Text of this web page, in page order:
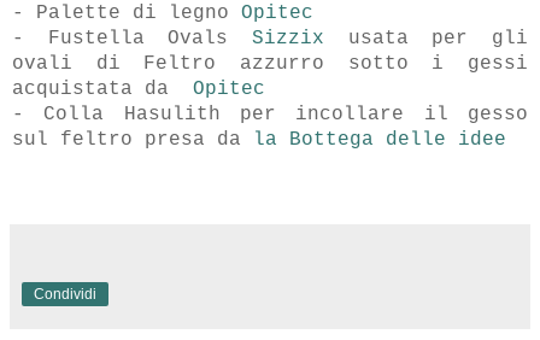
- Palette di legno Opitec
- Fustella Ovals Sizzix usata per gli
ovali di Feltro azzurro sotto i gessi
acquistata da Opitec
- Colla Hasulith per incollare il gesso
sul feltro presa da
la Bottega delle idee
Condividi